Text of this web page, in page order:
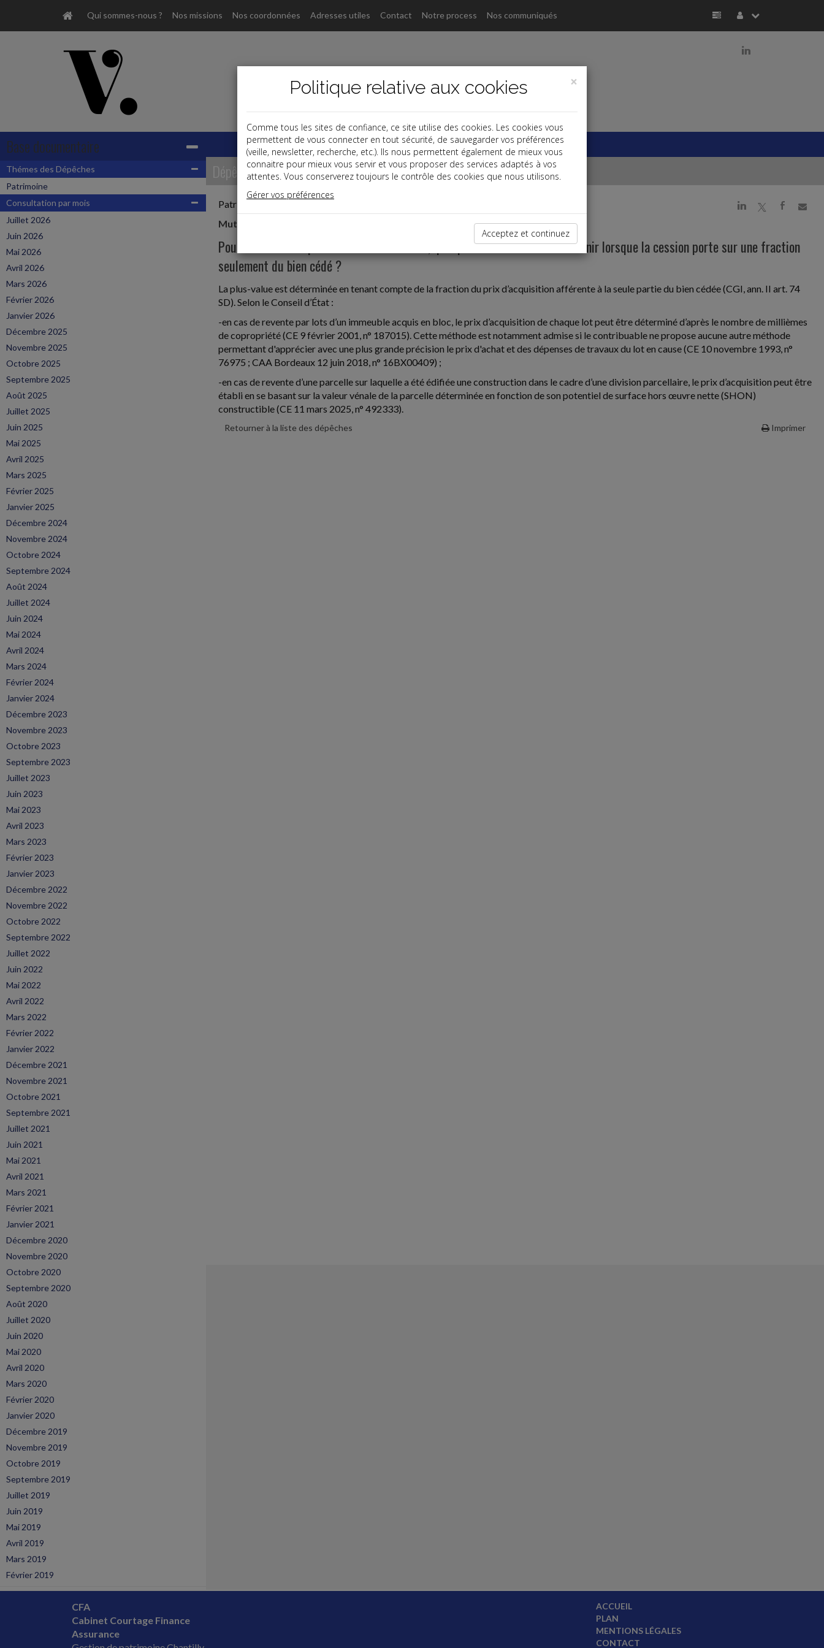
Qui sommes-nous ? Nos missions Nos coordonnées Adresses utiles Contact Notre process Nos communiqués
j
Base documentaire
Thémes des Dépêches
Patrimoine
Consultation par mois
Juillet 2026
Juin 2026
Mai 2026
Avril 2026
Mars 2026
Février 2026
Janvier 2026
Décembre 2025
Novembre 2025
Octobre 2025
Septembre 2025
Août 2025
Juillet 2025
Juin 2025
Mai 2025
Avril 2025
Mars 2025
Février 2025
Janvier 2025
Décembre 2024
Novembre 2024
Octobre 2024
Septembre 2024
Août 2024
Juillet 2024
Juin 2024
Mai 2024
Avril 2024
Mars 2024
Février 2024
Janvier 2024
Décembre 2023
Novembre 2023
Octobre 2023
Septembre 2023
Juillet 2023
Juin 2023
Mai 2023
Avril 2023
Mars 2023
Février 2023
Janvier 2023
Décembre 2022
Novembre 2022
Octobre 2022
Septembre 2022
Juillet 2022
Juin 2022
Mai 2022
Avril 2022
Mars 2022
Février 2022
Janvier 2022
Décembre 2021
Novembre 2021
Octobre 2021
Septembre 2021
Juillet 2021
Juin 2021
Mai 2021
Avril 2021
Mars 2021
Février 2021
Janvier 2021
Décembre 2020
Novembre 2020
Octobre 2020
Septembre 2020
Août 2020
Juillet 2020
Juin 2020
Mai 2020
Avril 2020
Mars 2020
Février 2020
Janvier 2020
Décembre 2019
Novembre 2019
Octobre 2019
Septembre 2019
Juillet 2019
Juin 2019
Mai 2019
Avril 2019
Mars 2019
Février 2019
Dépêches
j a b
Patrimoine
Mutations d'immeubles
Pour le calcul des plus-values immobilières, quel prix de revient faut-il retenir lorsque la cession porte sur une fraction
seulement du bien cédé ?
La plus-value est déterminée en tenant compte de la fraction du prix d’acquisition afférente à la seule partie du bien cédée (CGI, ann. II art. 74
SD). Selon le Conseil d’État :
-en cas de revente par lots d’un immeuble acquis en bloc, le prix d’acquisition de chaque lot peut être déterminé d’après le nombre de millièmes
de copropriété (CE 9 février 2001, n° 187015). Cette méthode est notamment admise si le contribuable ne propose aucune autre méthode
permettant d'apprécier avec une plus grande précision le prix d'achat et des dépenses de travaux du lot en cause (CE 10 novembre 1993, n°
76975 ; CAA Bordeaux 12 juin 2018, n° 16BX00409) ;
-en cas de revente d’une parcelle sur laquelle a été édifiée une construction dans le cadre d’une division parcellaire, le prix d’acquisition peut être
établi en se basant sur la valeur vénale de la parcelle déterminée en fonction de son potentiel de surface hors œuvre nette (SHON)
constructible (CE 11 mars 2025, n° 492333).
Retourner à la liste des dépêches Imprimer
CFA
Cabinet Courtage Finance
Assurance
ACCUEIL
PLAN
MENTIONS LÉGALES
CONTACT
×
Politique relative aux cookies
Comme tous les sites de confiance, ce site utilise des cookies. Les cookies vous
permettent de vous connecter en tout sécurité, de sauvegarder vos préférences
(veille, newsletter, recherche, etc.). Ils nous permettent également de mieux vous
connaitre pour mieux vous servir et vous proposer des services adaptés à vos
attentes. Vous conserverez toujours le contrôle des cookies que nous utilisons.
Gérer vos préférences
Acceptez et continuez